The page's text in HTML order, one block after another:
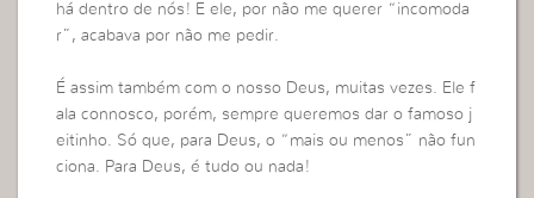
há dentro de nós! E ele, por não me querer “incomoda
r”, acabava por não me pedir.
É assim também com o nosso Deus, muitas vezes. Ele f
ala connosco, porém, sempre queremos dar o famoso j
eitinho. Só que, para Deus, o “mais ou menos” não fun
ciona. Para Deus, é tudo ou nada!